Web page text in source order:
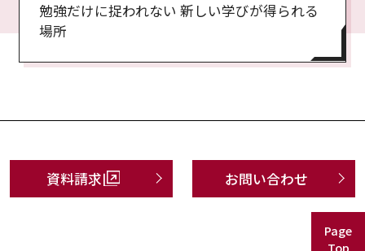
勉強だけに捉われない 新しい学びが得られる
場所
資料請求 お問い合わせ
Page
Top